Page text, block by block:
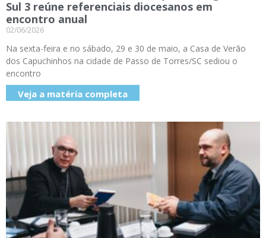
Sul 3 reúne referenciais diocesanos em
encontro anual
02/06/2026
Na sexta-feira e no sábado, 29 e 30 de maio, a Casa de Verão
dos Capuchinhos na cidade de Passo de Torres/SC sediou o
encontro
Veja a matéria completa